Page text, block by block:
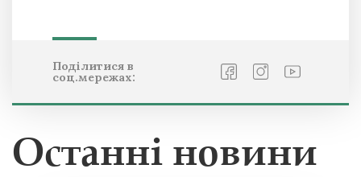
Поділитися в
соц.мережах:
Останні новини